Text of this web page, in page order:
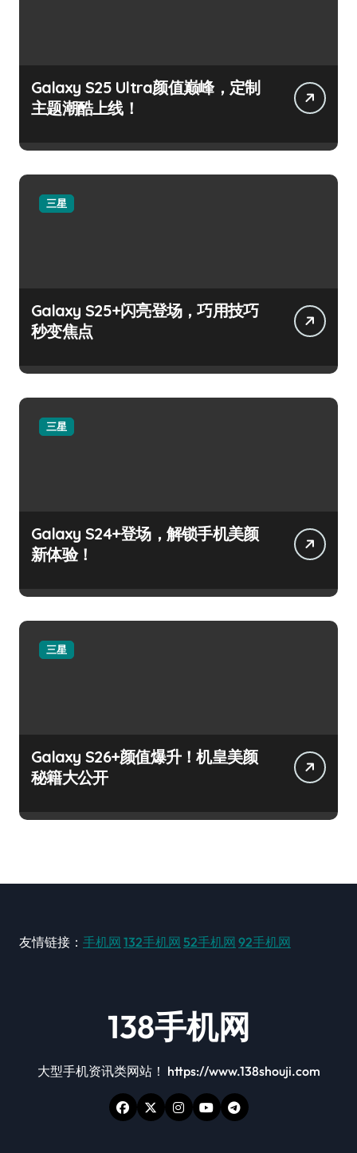
Galaxy S25 Ultra颜值巅峰，定制
主题潮酷上线！
三星
Galaxy S25+闪亮登场，巧用技巧
秒变焦点
三星
Galaxy S24+登场，解锁手机美颜
新体验！
三星
Galaxy S26+颜值爆升！机皇美颜
秘籍大公开
友情链接： 手机网 132手机网 52手机网 92手机网
138手机网
大型手机资讯类网站！ https://www.138shouji.com